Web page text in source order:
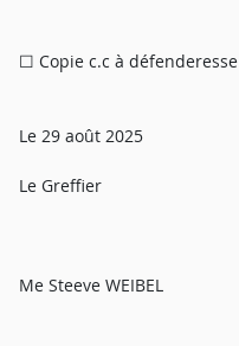
☐ Copie c.c à défenderesse
Le 29 août 2025
Le Greffier
Me Steeve WEIBEL